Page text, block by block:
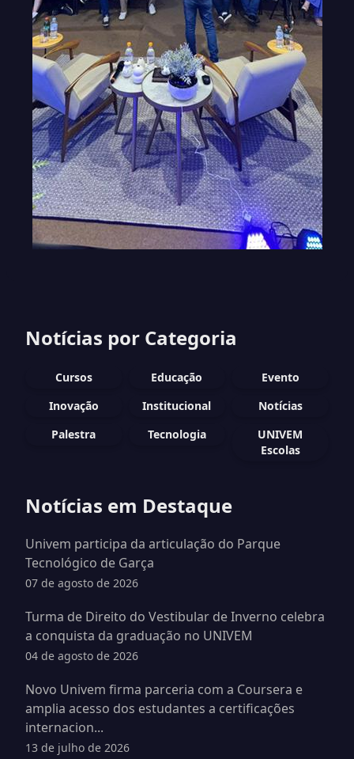
Notícias por Categoria
Cursos Educação
Evento
Inovação
Institucional
Notícias
Palestra
Tecnologia
UNIVEM
Escolas
Notícias em Destaque
Univem participa da articulação do Parque
Tecnológico de Garça
07 de agosto de 2026
Turma de Direito do Vestibular de Inverno celebra
a conquista da graduação no UNIVEM
04 de agosto de 2026
Novo Univem firma parceria com a Coursera e
amplia acesso dos estudantes a certificações
internacion...
13 de julho de 2026